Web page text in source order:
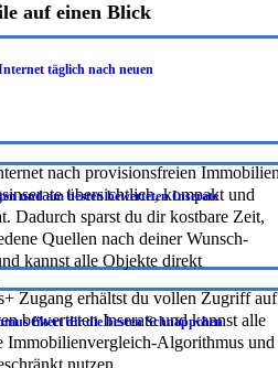
auf einen Blick
täglich nach neuen
nach provisionsfreien
übersichtlich, kompakt und
Dadurch sparst du dir kostbare Zeit,
Quellen nach deiner Wunsch-
kannst alle Objekte direkt
und am besten bewerteten Inserate
Zugang erhältst du vollen Zugriff auf
bewerteten Inserate und kannst alle
Immobilienvergleich-Algorithmus und
filtert dir die besten Schnäppchen